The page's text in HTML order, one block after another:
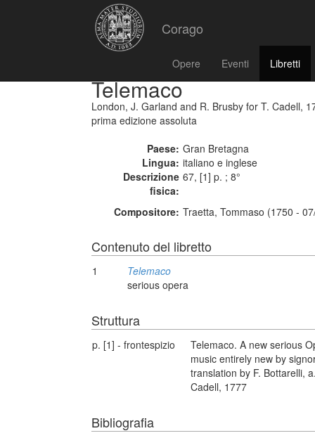
Corago
Opere Eventi Libretti
Telemaco
London, J. Garland and R. Brusby for T. Cadell,
prima edizione assoluta
Paese: Gran Bretagna
Lingua: italiano e inglese
Descrizione
fisica:
67, [1] p. ; 8°
Compositore: Traetta, Tommaso (1750 -
Contenuto del libretto
1
Telemaco
serious opera
Struttura
p. [1] - frontespizio
Telemaco. A new serious
music entirely new by
translation by F. Bottarelli,
Cadell, 1777
Bibliografia